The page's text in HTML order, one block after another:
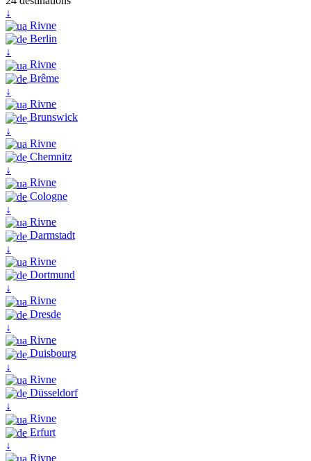
↓
Rivne
Berlin
↓
Rivne
Brême
↓
Rivne
Brunswick
↓
Rivne
Chemnitz
↓
Rivne
Cologne
↓
Rivne
Darmstadt
↓
Rivne
Dortmund
↓
Rivne
Dresde
↓
Rivne
Duisbourg
↓
Rivne
Düsseldorf
↓
Rivne
Erfurt
↓
Rivne